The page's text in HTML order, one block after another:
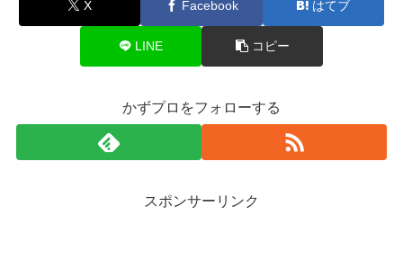
X Facebook はてブ
LINE コピー
かずプロをフォローする
スポンサーリンク